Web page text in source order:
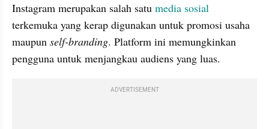
Instagram merupakan salah satu media sosial
terkemuka yang kerap digunakan untuk promosi usaha
maupun self-branding. Platform ini memungkinkan
pengguna untuk menjangkau audiens yang luas.
ADVERTISEMENT